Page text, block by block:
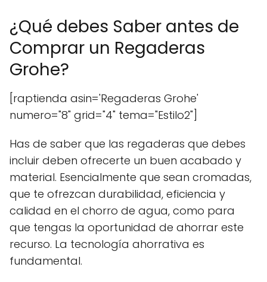
¿Qué debes Saber antes de
Comprar un Regaderas
Grohe?
[raptienda asin='Regaderas Grohe'
numero="8" grid="4" tema="Estilo2"]
Has de saber que las regaderas que debes
incluir deben ofrecerte un buen acabado y
material. Esencialmente que sean cromadas,
que te ofrezcan durabilidad, eficiencia y
calidad en el chorro de agua, como para
que tengas la oportunidad de ahorrar este
recurso. La tecnología ahorrativa es
fundamental.